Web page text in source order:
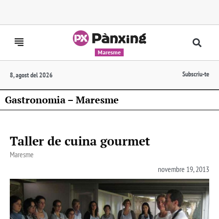
Maresme
8, agost del 2026 Subscriu-te
Gastronomia – Maresme
Taller de cuina gourmet
Maresme
novembre 19, 2013